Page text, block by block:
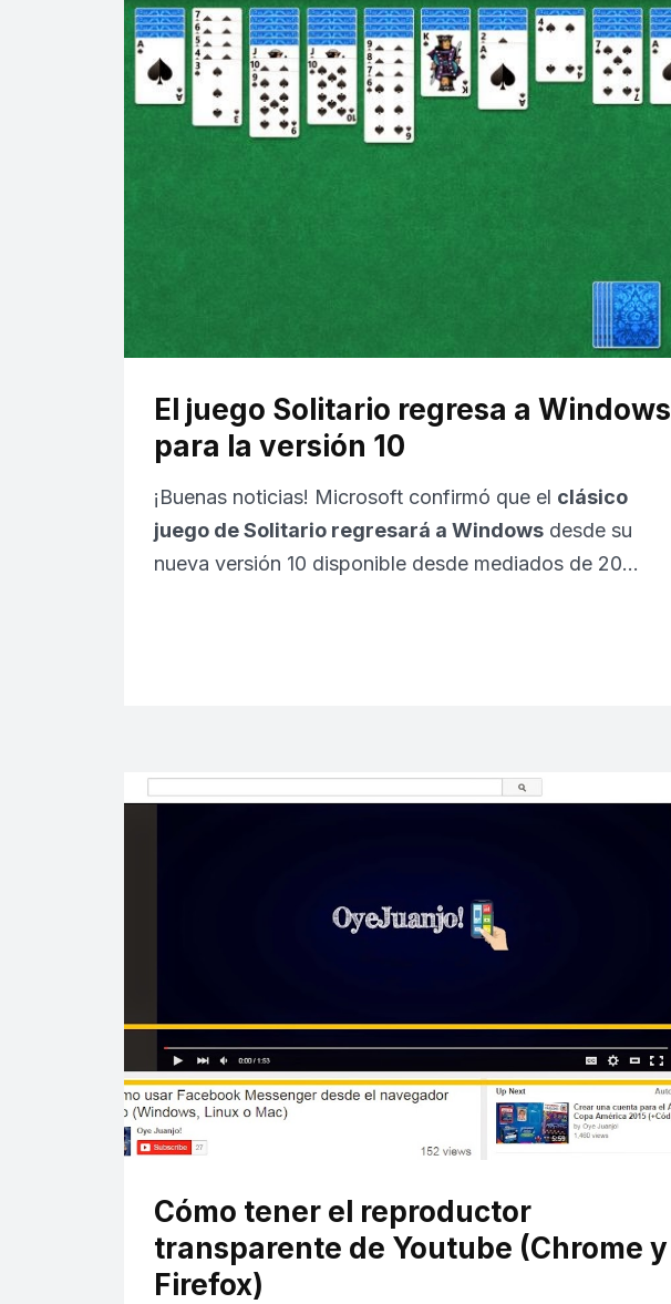
El juego Solitario regresa a Windows
para la versión 10
¡Buenas noticias! Microsoft confirmó que el clásico
juego de Solitario regresará a Windows desde su
nueva versión 10 disponible desde mediados de 20…
Cómo tener el reproductor
transparente de Youtube (Chrome y
Firefox)